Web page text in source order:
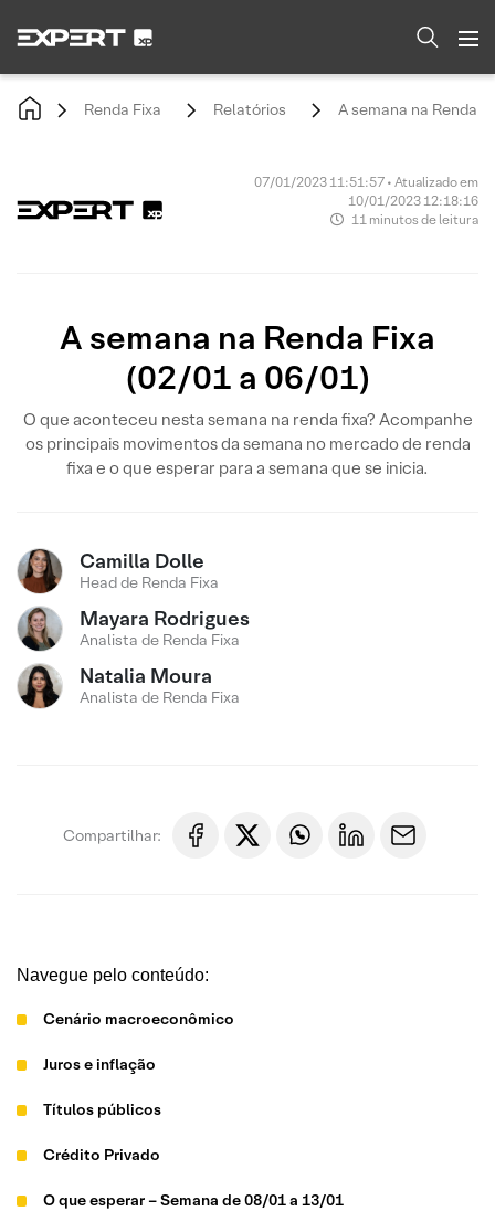
Renda Fixa Relatórios A semana na Renda
07/01/2023 11:51:57 • Atualizado em
10/01/2023 12:18:16
11 minutos de leitura
A semana na Renda Fixa
(02/01 a 06/01)
O que aconteceu nesta semana na renda fixa? Acompanhe
os principais movimentos da semana no mercado de renda
fixa e o que esperar para a semana que se inicia.
Camilla Dolle
Head de Renda Fixa
Mayara Rodrigues
Analista de Renda Fixa
Natalia Moura
Analista de Renda Fixa
Compartilhar:
Navegue pelo conteúdo:
Cenário macroeconômico
Juros e inflação
Títulos públicos
Crédito Privado
O que esperar – Semana de 08/01 a 13/01